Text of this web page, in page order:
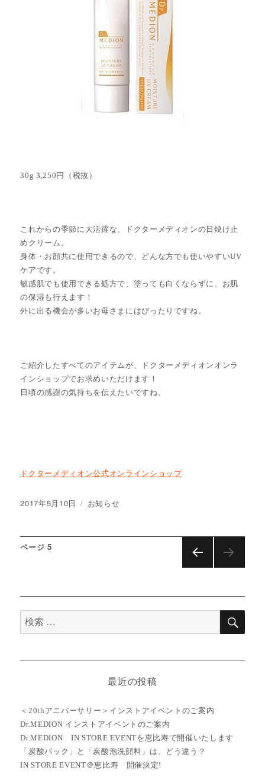
30g 3,250円（税抜）
これからの季節に大活躍な、ドクターメディオンの日焼け止
めクリーム。
身体・お顔共に使用できるので、どんな方でも使いやすいUV
ケアです。
敏感肌でも使用できる処方で、塗っても白くならずに、お肌
の保湿も行えます！
外に出る機会が多いお母さまにはぴったりですね。
ご紹介したすべてのアイテムが、ドクターメディオンオンラ
インショップでお求めいただけます！
日頃の感謝の気持ちを伝えたいですね。
ドクターメディオン公式オンラインショップ
投
2017年5月10日
カ
リ
お知らせ
投
ナ
ビ
ー
シ
ョ
ページ5
検
検
最近の投稿
＜20thアニバーサリー＞インストアイベントのご案内
Dr.MEDION インストアイベントのご案内
Dr.MEDION IN STORE EVENTを恵比寿で開催いたします
「炭酸パック」と「炭酸泡洗顔料」は、どう違う？
IN STORE EVENT＠恵比寿 開催決定!